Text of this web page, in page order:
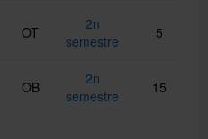
OT
2n
semestre
5
OB
2n
semestre
15